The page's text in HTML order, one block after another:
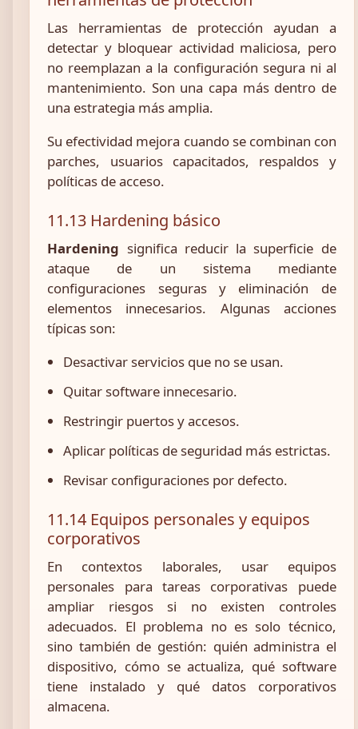
Las herramientas de protección ayudan a
detectar y bloquear actividad maliciosa, pero
no reemplazan a la configuración segura ni al
mantenimiento. Son una capa más dentro de
una estrategia más amplia.
Su efectividad mejora cuando se combinan con
parches, usuarios capacitados, respaldos y
políticas de acceso.
11.13 Hardening básico
Hardening significa reducir la superficie de
ataque de un sistema mediante
configuraciones seguras y eliminación de
elementos innecesarios. Algunas acciones
típicas son:
Desactivar servicios que no se usan.
Quitar software innecesario.
Restringir puertos y accesos.
Aplicar políticas de seguridad más estrictas.
Revisar configuraciones por defecto.
11.14 Equipos personales y equipos
corporativos
En contextos laborales, usar equipos
personales para tareas corporativas puede
ampliar riesgos si no existen controles
adecuados. El problema no es solo técnico,
sino también de gestión: quién administra el
dispositivo, cómo se actualiza, qué software
tiene instalado y qué datos corporativos
almacena.